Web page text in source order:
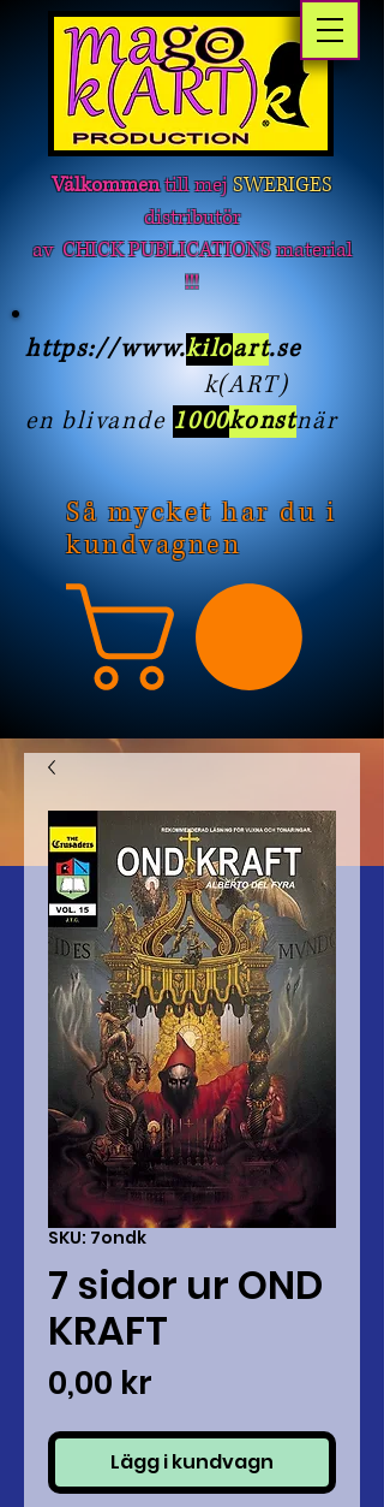
Välkommentill mejSWERIGES
distributör
av CHICK PUBLICATIONS material
!!!
https://www.kiloart.se
k(ART)
en blivande 1000konstnär
Så mycket har du i
kundvagnen
SKU: 7ondk
7 sidor ur OND
KRAFT
0,00 kr
Lägg i kundvagn